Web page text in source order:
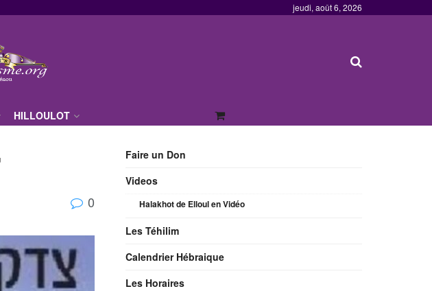
jeudi, août 6, 2026
HILLOULOT
0
Faire un Don
Videos
Halakhot de Elloul en Vidéo
Les Téhilim
Calendrier Hébraique
Les Horaires